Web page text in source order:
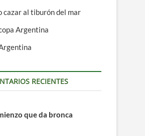
cazar al tiburón del mar
Argentina
RECIENTES
que da bronca